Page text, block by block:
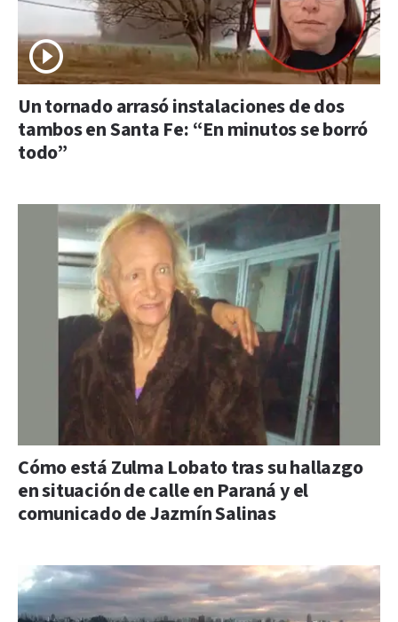
Un tornado arrasó instalaciones de dos
tambos en Santa Fe: “En minutos se borró
todo”
Cómo está Zulma Lobato tras su hallazgo
en situación de calle en Paraná y el
comunicado de Jazmín Salinas